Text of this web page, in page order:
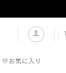
💛お気に入り